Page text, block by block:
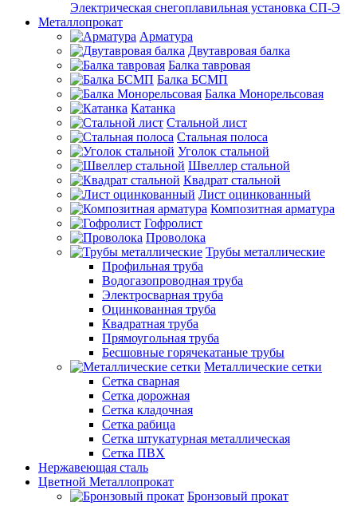
Электрическая снегоплавильная установка СП-Э
Металлопрокат
Арматура
Двутавровая балка
Балка тавровая
Балка БСМП
Балка Монорельсовая
Катанка
Стальной лист
Стальная полоса
Уголок стальной
Швеллер стальной
Квадрат стальной
Лист оцинкованный
Композитная арматура
Гофролист
Проволока
Трубы металлические
Профильная труба
Водогазопроводная труба
Электросварная труба
Оцинкованная труба
Квадратная труба
Прямоугольная труба
Бесшовные горячекатаные трубы
Металлические сетки
Сетка сварная
Сетка дорожная
Сетка кладочная
Сетка рабица
Сетка штукатурная металлическая
Сетка ПВХ
Нержавеющая сталь
Цветной Металлопрокат
Бронзовый прокат